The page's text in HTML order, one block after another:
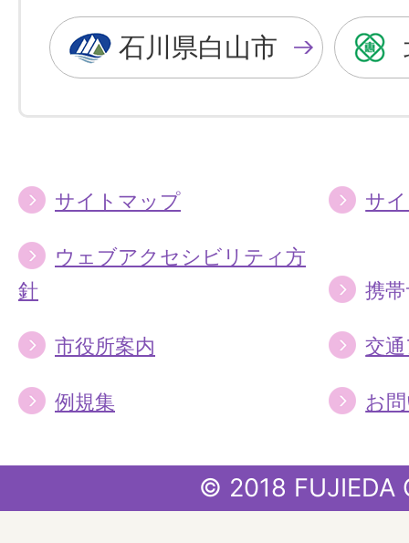
黒
色
に
青
色
に
石川県白山市
サイトマップ サ
ウェブアクセシビリティ方
針
携
市役所案内 交
例規集 お
© 2018 FUJIEDA